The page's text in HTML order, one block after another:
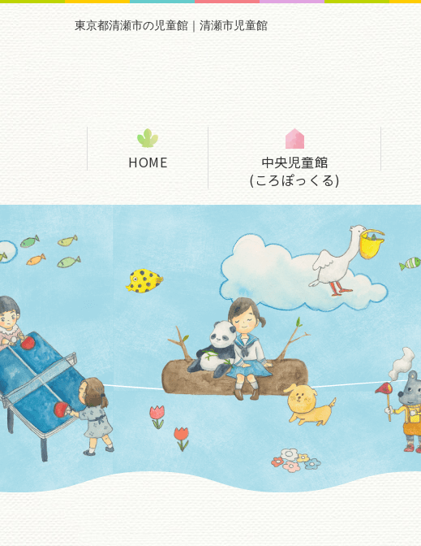
東京都清瀬市の児童館｜清瀬市児童館
HOME
中央児童館
(ころぽっくる)